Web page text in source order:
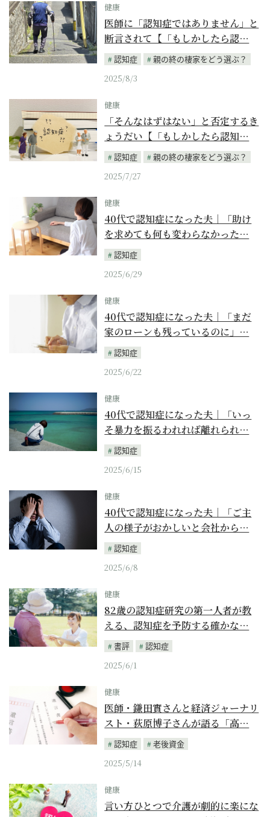
健康
医師に「認知症ではありません」と
断言されて【「もしかしたら認…
認知症
親の終の棲家をどう選ぶ？
2025/8/3
健康
「そんなはずはない」と否定するき
ょうだい【「もしかしたら認知…
認知症
親の終の棲家をどう選ぶ？
2025/7/27
健康
40代で認知症になった夫｜「助け
を求めても何も変わらなかった…
認知症
2025/6/29
健康
40代で認知症になった夫｜「まだ
家のローンも残っているのに」…
認知症
2025/6/22
健康
40代で認知症になった夫｜「いっ
そ暴力を振るわれれば離れられ…
認知症
2025/6/15
健康
40代で認知症になった夫｜「ご主
人の様子がおかしいと会社から…
認知症
2025/6/8
健康
82歳の認知症研究の第一人者が教
える、認知症を予防する確かな…
書評
認知症
2025/6/1
健康
医師・鎌田實さんと経済ジャーナリ
スト・荻原博子さんが語る「高…
認知症
老後資金
2025/5/14
健康
言い方ひとつで介護が劇的に楽にな